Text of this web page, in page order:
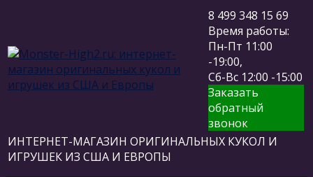
8 499 348 15 69
Время работы:
Пн-Пт 11:00
-19:00,
Сб-Вс 12:00 -15:00
Заказать
обратный
звонок
ИНТЕРНЕТ-МАГАЗИН ОРИГИНАЛЬНЫХ КУКОЛ И
ИГРУШЕК ИЗ США И ЕВРОПЫ